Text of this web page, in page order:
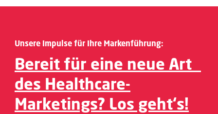
Unsere Impulse für Ihre Markenführung:
Bereit für eine neue Art
des Healthcare-
Marketings? Los geht‘s!